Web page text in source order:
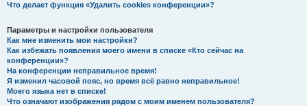
Что делает функция «Удалить cookies конференции»?
Параметры и настройки пользователя
Как мне изменить мои настройки?
Как избежать появления моего имени в списке «Кто сейчас на
конференции»?
На конференции неправильное время!
Я изменил часовой пояс, но время всё равно неправильное!
Моего языка нет в списке!
Что означают изображения рядом с моим именем пользователя?